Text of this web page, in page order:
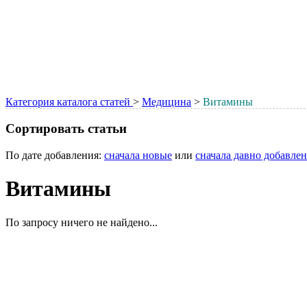
Категория каталога статей > Медицина > Витамины
Сортировать статьи
По дате добавления: сначала новые или сначала давно
Витамины
По запросу ничего не найдено...